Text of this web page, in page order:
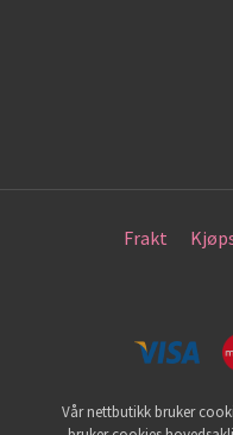
Frakt
Vår nettbutikk bruker